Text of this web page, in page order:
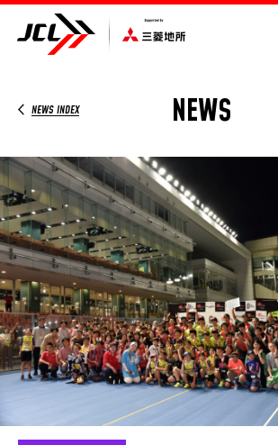
NEWS
MAGAZINE
MOVIE
GALLERY
NEWS
NEWS INDEX